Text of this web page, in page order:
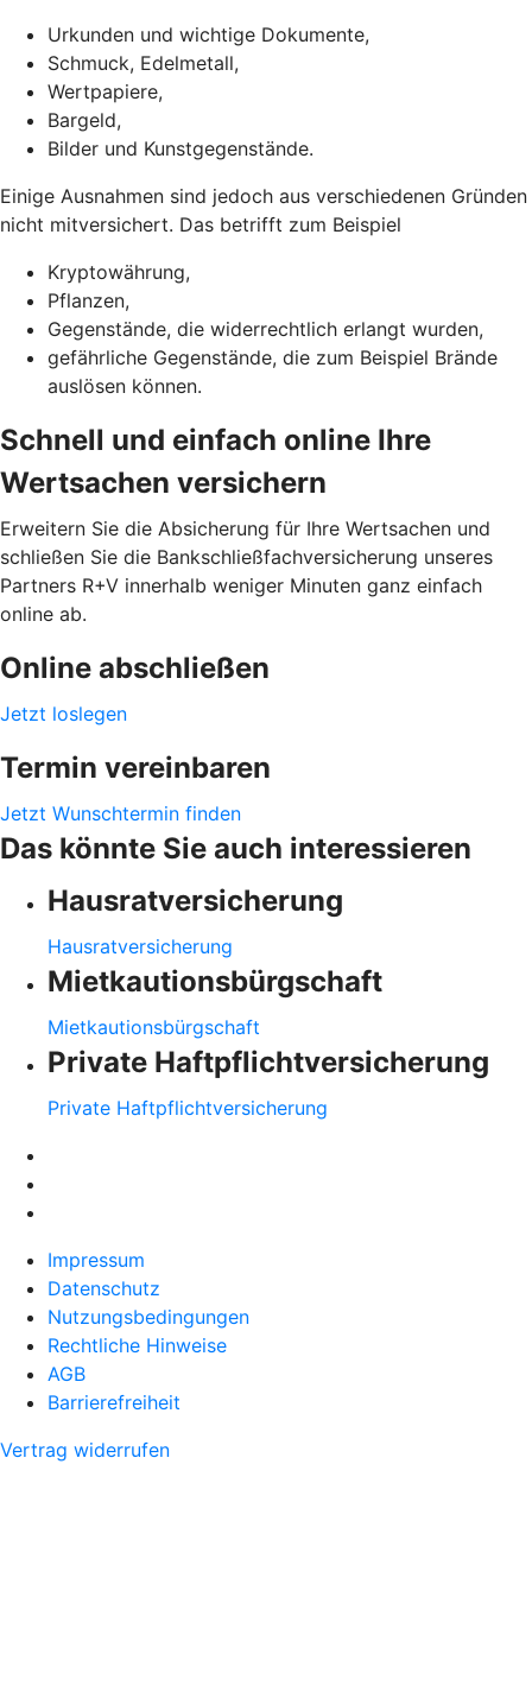
Urkunden und wichtige Dokumente,
Schmuck, Edelmetall,
Wertpapiere,
Bargeld,
Bilder und Kunstgegenstände.
Einige Ausnahmen sind jedoch aus verschiedenen Gründen
nicht mitversichert. Das betrifft zum Beispiel
Kryptowährung,
Pflanzen,
Gegenstände, die widerrechtlich erlangt wurden,
gefährliche Gegenstände, die zum Beispiel Brände
auslösen können.
Schnell und einfach online Ihre
Wertsachen versichern
Erweitern Sie die Absicherung für Ihre Wertsachen und
schließen Sie die Bankschließfachversicherung unseres
Partners R+V innerhalb weniger Minuten ganz einfach
online ab.
Online abschließen
Jetzt loslegen
Termin vereinbaren
Jetzt Wunschtermin finden
Das könnte Sie auch interessieren
Hausratversicherung
Hausratversicherung
Mietkautionsbürgschaft
Mietkautionsbürgschaft
Private Haftpflichtversicherung
Private Haftpflichtversicherung
Impressum
Datenschutz
Nutzungsbedingungen
Rechtliche Hinweise
AGB
Barrierefreiheit
Vertrag widerrufen